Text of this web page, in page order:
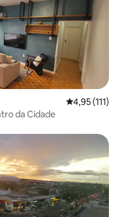
hóspedes
4,95 de uma
4,95 (111)
da Cidade